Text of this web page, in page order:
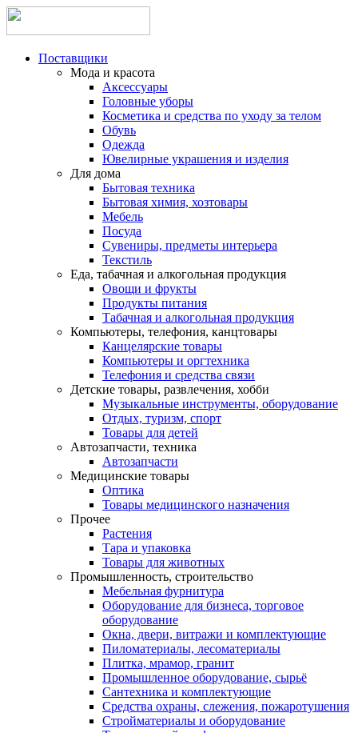
Поставщики
Мода и красота
Аксессуары
Головные уборы
Косметика и средства по уходу за телом
Обувь
Одежда
Ювелирные украшения и изделия
Для дома
Бытовая техника
Бытовая химия, хозтовары
Мебель
Посуда
Сувениры, предметы интерьера
Текстиль
Еда, табачная и алкогольная продукция
Овощи и фрукты
Продукты питания
Табачная и алкогольная продукция
Компьютеры, телефония, канцтовары
Канцелярские товары
Компьютеры и оргтехника
Телефония и средства связи
Детские товары, развлечения, хобби
Музыкальные инструменты, оборудование
Отдых, туризм, спорт
Товары для детей
Автозапчасти, техника
Автозапчасти
Медицинские товары
Оптика
Товары медицинского назначения
Прочее
Растения
Тара и упаковка
Товары для животных
Промышленность, строительство
Мебельная фурнитура
Оборудование для бизнеса, торговое
оборудование
Окна, двери, витражи и комплектующие
Пиломатериалы, лесоматериалы
Плитка, мрамор, гранит
Промышленное оборудование, сырьё
Сантехника и комплектующие
Средства охраны, слежения, пожаротушения
Стройматериалы и оборудование